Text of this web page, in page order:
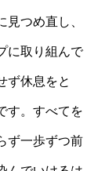
つめ直し、
に取り組んで
ず休息をと
す。すべてを
ず一歩ずつ前